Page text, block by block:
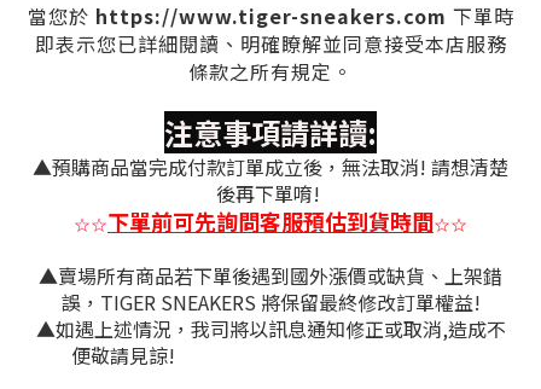
當您於 https://www.tiger-sneakers.com 下單時
即表示您已詳細閱讀、明確瞭解並同意接受本店服務
條款之所有規定。
注意事項請詳讀:
▲預購商品當完成付款訂單成立後，無法取消! 請想清楚
後再下單唷!
☆☆下單前可先詢問客服預估到貨時間☆☆
▲賣場所有商品若下單後遇到國外漲價或缺貨、上架錯
誤，TIGER SNEAKERS 將保留最終修改訂單權益!
▲如遇上述情況，我司將以訊息通知修正或取消,造成不
便敬請見諒!